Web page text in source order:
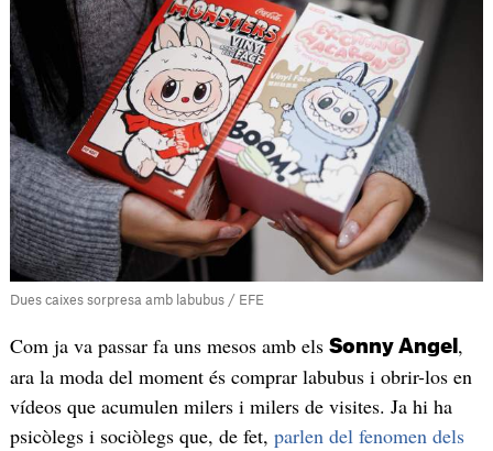
Dues caixes sorpresa amb labubus / EFE
Com ja va passar fa uns mesos amb els Sonny Angel ,
ara la moda del moment és comprar labubus i obrir-los en
vídeos que acumulen milers i milers de visites. Ja hi ha
psicòlegs i sociòlegs que, de fet, parlen del fenomen dels